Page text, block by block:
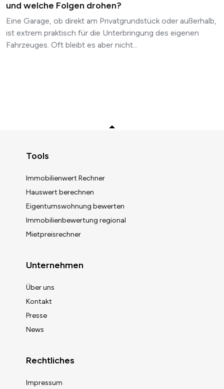
und welche Folgen drohen?
Eine Garage, ob direkt am Privatgrundstück oder außerhalb,
ist extrem praktisch für die Unterbringung des eigenen
Fahrzeuges. Oft bleibt es aber nicht...
Tools
Immobilienwert Rechner
Hauswert berechnen
Eigentumswohnung bewerten
Immobilienbewertung regional
Mietpreisrechner
Unternehmen
Über uns
Kontakt
Presse
News
Rechtliches
Impressum